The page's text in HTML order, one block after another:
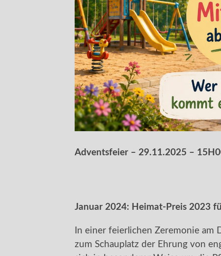
Adventsfeier – 29.11.2025 –
Januar 2024: Heimat-Preis 2023
In einer feierlichen Zeremonie am
zum Schauplatz der Ehrung von